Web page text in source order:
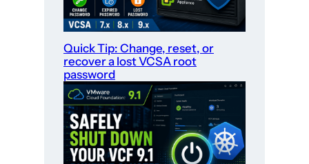
Quick Tip: Change, reset, or
recover a lost VCSA root
password